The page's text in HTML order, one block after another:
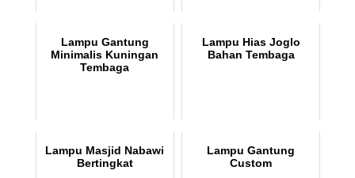
Lampu Gantung
Minimalis Kuningan
Tembaga
Lampu Hias Joglo
Bahan Tembaga
Lampu Masjid Nabawi
Bertingkat
Lampu Gantung
Custom